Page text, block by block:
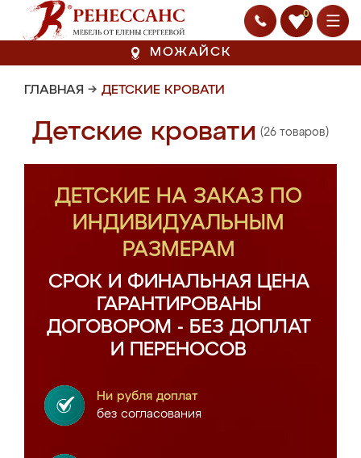
0
МОЖАЙСК
ГЛАВНАЯ → ДЕТСКИЕ КРОВАТИ
Детские кровати (26 товаров)
ДЕТСКИЕ НА ЗАКАЗ ПО
ИНДИВИДУАЛЬНЫМ
РАЗМЕРАМ
СРОК И ФИНАЛЬНАЯ ЦЕНА
ГАРАНТИРОВАНЫ
ДОГОВОРОМ - БЕЗ ДОПЛАТ
И ПЕРЕНОСОВ
Ни рубля доплат
без согласования